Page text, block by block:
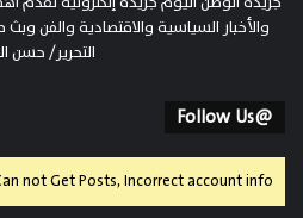
والأخبار السياسية والاقتصادية والفن
التحرير/ حسن
@Follow Us
not Get Posts, Incorrect account info.